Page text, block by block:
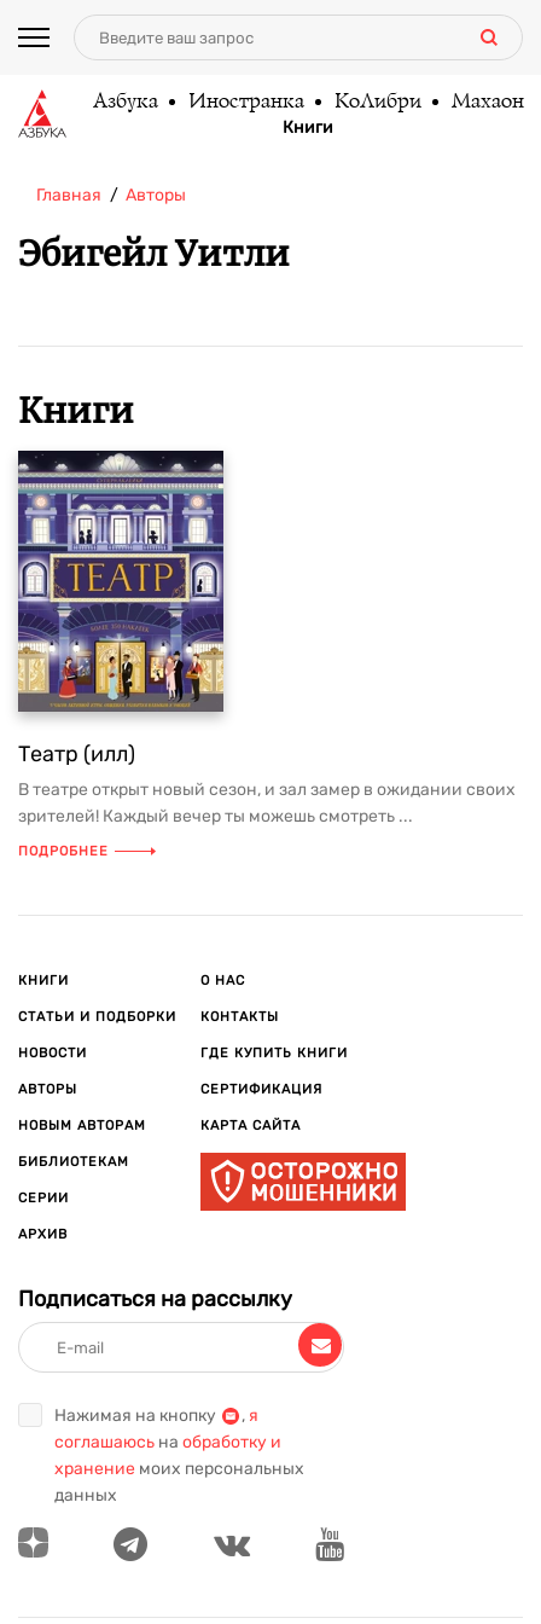
Азбука Иностранка КоЛибри Махаон
Книги
Главная Авторы
Эбигейл Уитли
Книги
Театр (илл)
В театре открыт новый сезон, и зал замер в ожидании своих
зрителей! Каждый вечер ты можешь смотреть ...
ПОДРОБНЕЕ
КНИГИ
СТАТЬИ И ПОДБОРКИ
НОВОСТИ
АВТОРЫ
НОВЫМ АВТОРАМ
БИБЛИОТЕКАМ
СЕРИИ
АРХИВ
О НАС
КОНТАКТЫ
ГДЕ КУПИТЬ КНИГИ
СЕРТИФИКАЦИЯ
КАРТА САЙТА
Подписаться на рассылку
Нажимая на кнопку , я
соглашаюсь на обработку и
хранение моих персональных
данных